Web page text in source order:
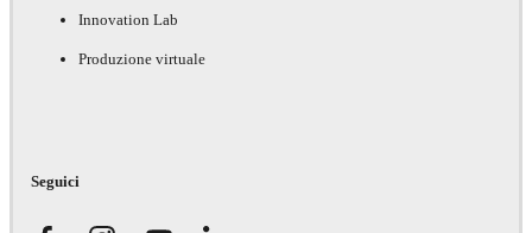
Innovation Lab
Produzione virtuale
Seguici